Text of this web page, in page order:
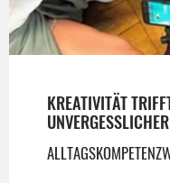
KREATIVITÄT